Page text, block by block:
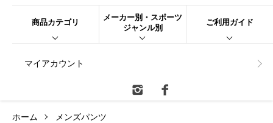
商品カテゴリ
メーカー別・スポーツ
ジャンル別
ご利用ガイド
マイアカウント
ホーム メンズパンツ